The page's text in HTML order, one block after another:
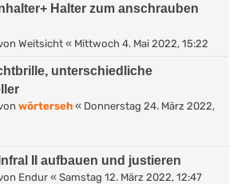
Halter zum anschrauben
Weitsicht « Mittwoch 4. Mai 2022, 15:22
unterschiedliche
wörterseh « Donnerstag 24. März 2022,
II aufbauen und justieren
Endur « Samstag 12. März 2022, 12:47